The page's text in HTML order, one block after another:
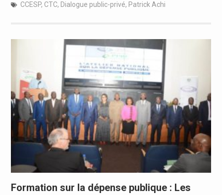
CCESP, CTC, Dialogue public-privé, Patrick Achi
Formation sur la dépense publique : Les